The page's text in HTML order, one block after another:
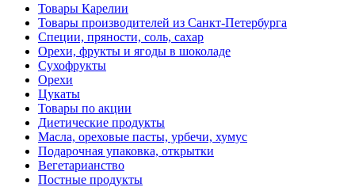
Товары Карелии
Товары производителей из Санкт-Петербурга
Специи, пряности, соль, сахар
Орехи, фрукты и ягоды в шоколаде
Сухофрукты
Орехи
Цукаты
Товары по акции
Диетические продукты
Масла, ореховые пасты, урбечи, хумус
Подарочная упаковка, открытки
Вегетарианство
Постные продукты